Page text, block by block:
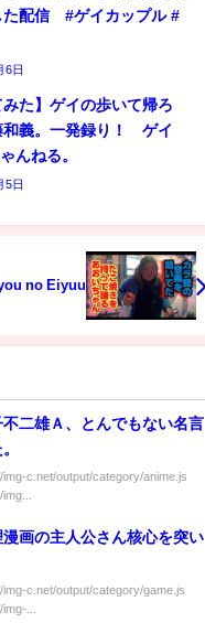
た配信 #ゲイカップル #
6日
た】ゲイの歩いて帰ろ
和義。一発録り！ ゲイ
んねる。
5日
no Eiyuu
不二雄Ａ、とんでもない名言
c.net/output/category/anime.js
漫画の主人公さん核心を突い
c.net/output/category/game.js
...